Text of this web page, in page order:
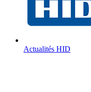
Actualités HID